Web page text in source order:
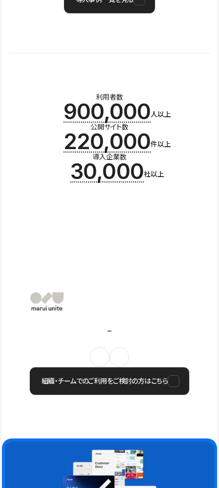
利用者数
900,000人以上
公開サイト数
220,000件以上
導入企業数
30,000社以上
組織・チームでのご利用をご検討の方はこちら